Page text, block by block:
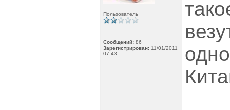
Пользователь
Сообщений: 86
Зарегистрирован: 11/01/2011
07:43